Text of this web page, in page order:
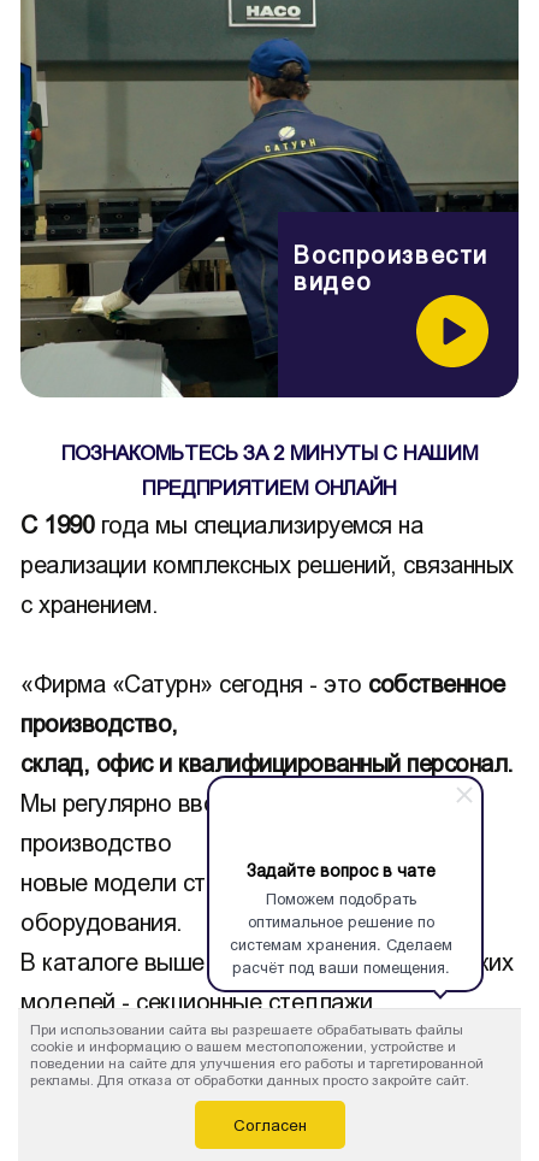
Задайте вопрос в чате
Поможем подобрать
оптимальное решение по
системам хранения. Сделаем
расчёт под ваши помещения.
Воспроизвести
видео
ПОЗНАКОМЬТЕСЬ ЗА 2 МИНУТЫ С НАШИМ
ПРЕДПРИЯТИЕМ ОНЛАЙН
С 1990 года мы специализируемся на
реализации комплексных решений, связанных
с хранением.
«Фирма «Сатурн» сегодня - это собственное
производство,
склад, офис и квалифицированный персонал.
Мы регулярно вводим в серийное
производство
новые модели стеллажей и другого
оборудования.
В каталоге выше представлена одна из таких
моделей - секционные стеллажи.
СКАЧАТЬ КАТАЛОГ
ПОДРОБНЕЕ О КОМПАНИИ
При использовании сайта вы разрешаете обрабатывать файлы
cookie и информацию о вашем местоположении, устройстве и
поведении на сайте для улучшения его работы и таргетированной
рекламы. Для отказа от обработки данных просто закройте сайт.
Согласен